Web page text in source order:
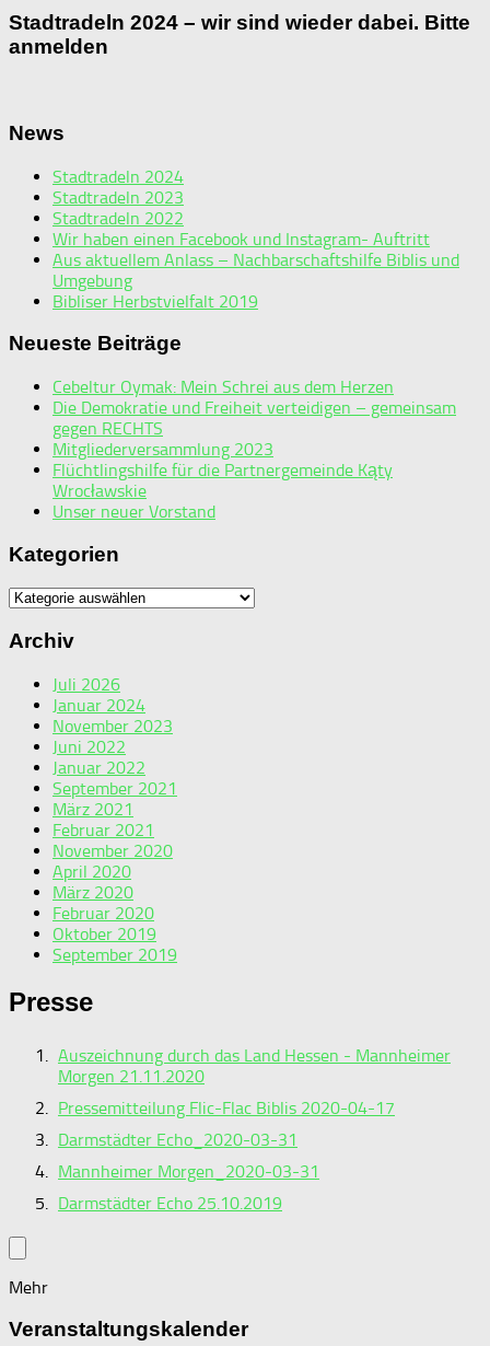
Stadtradeln 2024 – wir sind wieder dabei. Bitte
anmelden
News
Stadtradeln 2024
Stadtradeln 2023
Stadtradeln 2022
Wir haben einen Facebook und Instagram- Auftritt
Aus aktuellem Anlass – Nachbarschaftshilfe Biblis und
Umgebung
Bibliser Herbstvielfalt 2019
Neueste Beiträge
Cebeltur Oymak: Mein Schrei aus dem Herzen
Die Demokratie und Freiheit verteidigen – gemeinsam
gegen RECHTS
Mitgliederversammlung 2023
Flüchtlingshilfe für die Partnergemeinde Kąty
Wrocławskie
Unser neuer Vorstand
Kategorien
Kategorien
Archiv
Juli 2026
Januar 2024
November 2023
Juni 2022
Januar 2022
September 2021
März 2021
Februar 2021
November 2020
April 2020
März 2020
Februar 2020
Oktober 2019
September 2019
Presse
Auszeichnung durch das Land Hessen - Mannheimer
Morgen 21.11.2020
Pressemitteilung Flic-Flac Biblis 2020-04-17
Darmstädter Echo_2020-03-31
Mannheimer Morgen_2020-03-31
Darmstädter Echo 25.10.2019
Mehr
Veranstaltungskalender